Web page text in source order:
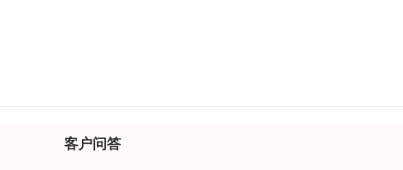
客户问答